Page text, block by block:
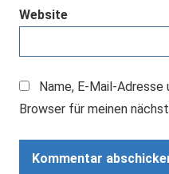
Website
Name, E-Mail-
Browser für meinen